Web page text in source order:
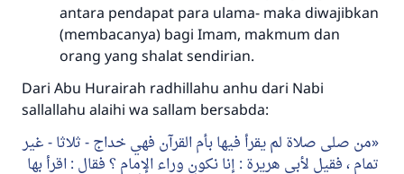
antara pendapat para ulama- maka diwajibkan
(membacanya) bagi Imam, makmum dan
orang yang shalat sendirian.
Dari Abu Hurairah radhillahu anhu dari Nabi
sallallahu alaihi wa sallam bersabda:
من صلى صلاة لم يقرأ فيها بأم القرآن فهي خداج - ثلاثا - غير
تمام ، فقيل لأبي هريرة : إنا نكون وراء الإمام ؟ فقال : اقرأ بها